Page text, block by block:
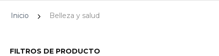
Inicio Belleza y salud
FILTROS DE PRODUCTO